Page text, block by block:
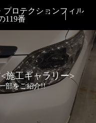
プロテクションフィル
119番

施工ギャラリー>
部をご紹介!!